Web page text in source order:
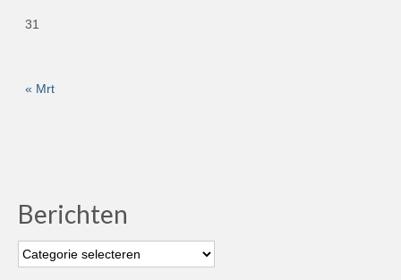
« Mrt
31
Berichten
Berichten